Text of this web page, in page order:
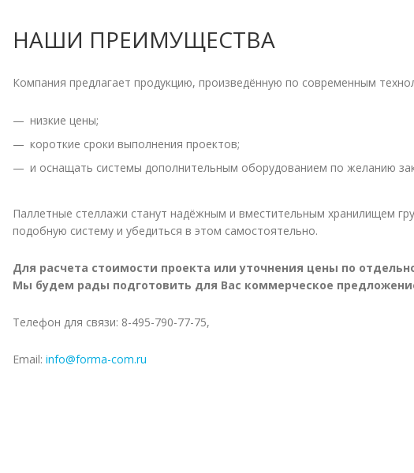
НАШИ ПРЕИМУЩЕСТВА
Компания предлагает продукцию, произведённую по современным
низкие цены;
короткие сроки выполнения проектов;
и оснащать системы дополнительным оборудованием по желанию
Паллетные стеллажи станут надёжным и вместительным хранилищем
подобную систему и убедиться в этом самостоятельно.
Для расчета стоимости проекта или уточнения цены по
Мы будем рады подготовить для Вас коммерческое
Телефон для связи: 8-495-790-77-75,
Email: info@forma-com.ru